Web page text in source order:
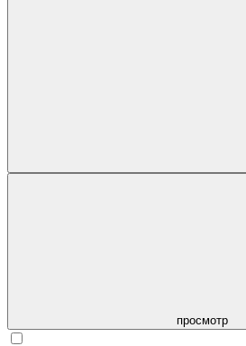
просмотр